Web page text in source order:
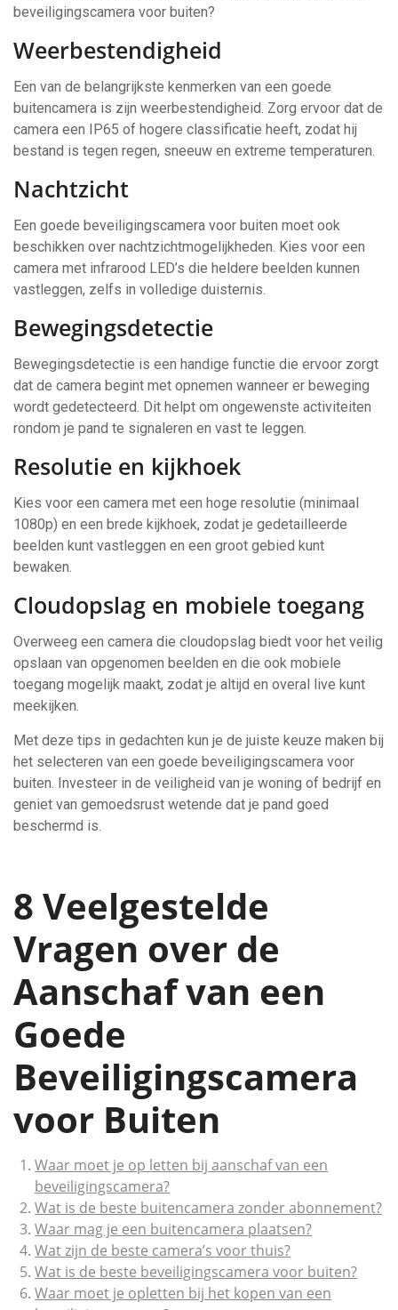
beveiligingscamera voor buiten?
Weerbestendigheid
Een van de belangrijkste kenmerken van een goede
buitencamera is zijn weerbestendigheid. Zorg ervoor dat de
camera een IP65 of hogere classificatie heeft, zodat hij
bestand is tegen regen, sneeuw en extreme temperaturen.
Nachtzicht
Een goede beveiligingscamera voor buiten moet ook
beschikken over nachtzichtmogelijkheden. Kies voor een
camera met infrarood LED’s die heldere beelden kunnen
vastleggen, zelfs in volledige duisternis.
Bewegingsdetectie
Bewegingsdetectie is een handige functie die ervoor zorgt
dat de camera begint met opnemen wanneer er beweging
wordt gedetecteerd. Dit helpt om ongewenste activiteiten
rondom je pand te signaleren en vast te leggen.
Resolutie en kijkhoek
Kies voor een camera met een hoge resolutie (minimaal
1080p) en een brede kijkhoek, zodat je gedetailleerde
beelden kunt vastleggen en een groot gebied kunt
bewaken.
Cloudopslag en mobiele toegang
Overweeg een camera die cloudopslag biedt voor het veilig
opslaan van opgenomen beelden en die ook mobiele
toegang mogelijk maakt, zodat je altijd en overal live kunt
meekijken.
Met deze tips in gedachten kun je de juiste keuze maken bij
het selecteren van een goede beveiligingscamera voor
buiten. Investeer in de veiligheid van je woning of bedrijf en
geniet van gemoedsrust wetende dat je pand goed
beschermd is.
8 Veelgestelde
Vragen over de
Aanschaf van een
Goede
Beveiligingscamera
voor Buiten
Waar moet je op letten bij aanschaf van een
beveiligingscamera?
Wat is de beste buitencamera zonder abonnement?
Waar mag je een buitencamera plaatsen?
Wat zijn de beste camera’s voor thuis?
Wat is de beste beveiligingscamera voor buiten?
Waar moet je opletten bij het kopen van een